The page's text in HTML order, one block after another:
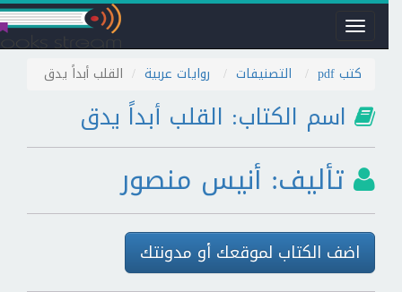
Toggle
navigation
كتب pdf
التصنيفات روايات عربية القلب أبداً يدق
اسم الكتاب: القلب أبداً يدق
تأليف: أنيس منصور
اضف الكتاب لموقعك أو مدونتك